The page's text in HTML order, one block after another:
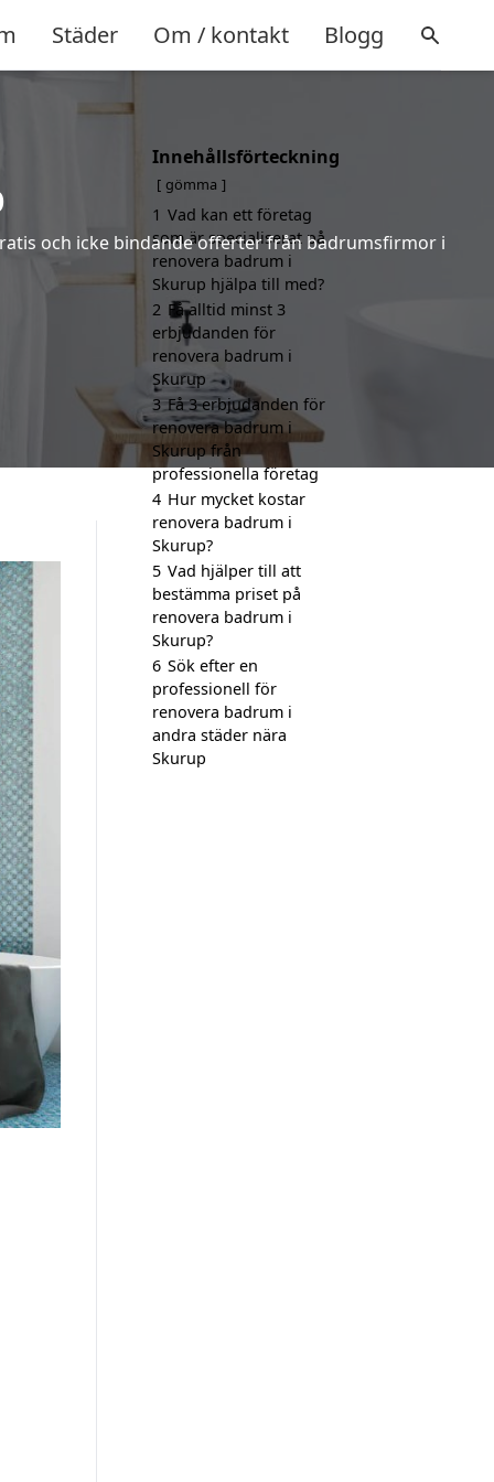
Städer Om / kontakt Blogg
och icke bindande offerter från badrumsfirmor i
Innehållsförteckning
gömma
1 Vad kan ett företag
som är specialiserat på
renovera badrum i
Skurup hjälpa till med?
2 Få alltid minst 3
erbjudanden för
renovera badrum i
Skurup
3 Få 3 erbjudanden för
renovera badrum i
Skurup från
professionella företag
4 Hur mycket kostar
renovera badrum i
Skurup?
5 Vad hjälper till att
bestämma priset på
renovera badrum i
Skurup?
6 Sök efter en
professionell för
renovera badrum i
andra städer nära
Skurup